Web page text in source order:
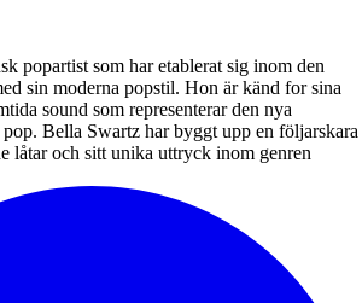
popartist som har etablerat sig inom den
sin moderna popstil. Hon är känd for sina
sound som representerar den nya
pop. Bella Swartz har byggt upp en följarskara
låtar och sitt unika uttryck inom genren